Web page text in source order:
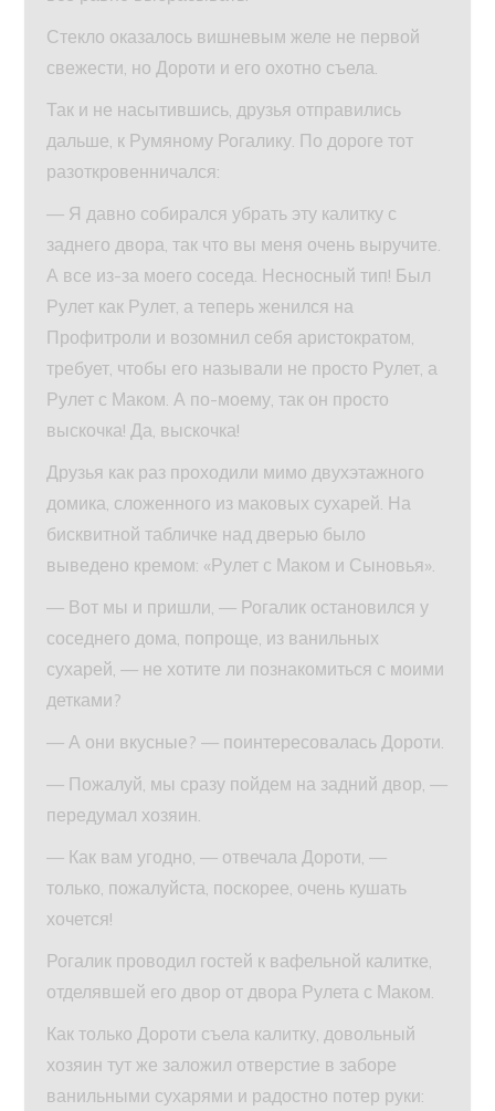
Стекло оказалось вишневым желе не первой
свежести, но Дороти и его охотно съела.
Так и не насытившись, друзья отправились
дальше, к Румяному Рогалику. По дороге тот
разоткровенничался:
— Я давно собирался убрать эту калитку с
заднего двора, так что вы меня очень выручите.
А все из-за моего соседа. Несносный тип! Был
Рулет как Рулет, а теперь женился на
Профитроли и возомнил себя аристократом,
требует, чтобы его называли не просто Рулет, а
Рулет с Маком. А по-моему, так он просто
выскочка! Да, выскочка!
Друзья как раз проходили мимо двухэтажного
домика, сложенного из маковых сухарей. На
бисквитной табличке над дверью было
выведено кремом: «Рулет с Маком и Сыновья».
— Вот мы и пришли, — Рогалик остановился у
соседнего дома, попроще, из ванильных
сухарей, — не хотите ли познакомиться с моими
детками?
— А они вкусные? — поинтересовалась Дороти.
— Пожалуй, мы сразу пойдем на задний двор, —
передумал хозяин.
— Как вам угодно, — отвечала Дороти, —
только, пожалуйста, поскорее, очень кушать
хочется!
Рогалик проводил гостей к вафельной калитке,
отделявшей его двор от двора Рулета с Маком.
Как только Дороти съела калитку, довольный
хозяин тут же заложил отверстие в заборе
ванильными сухарями и радостно потер руки: